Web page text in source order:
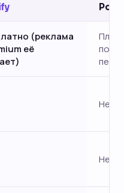
(реклама
её
Нет
Нет